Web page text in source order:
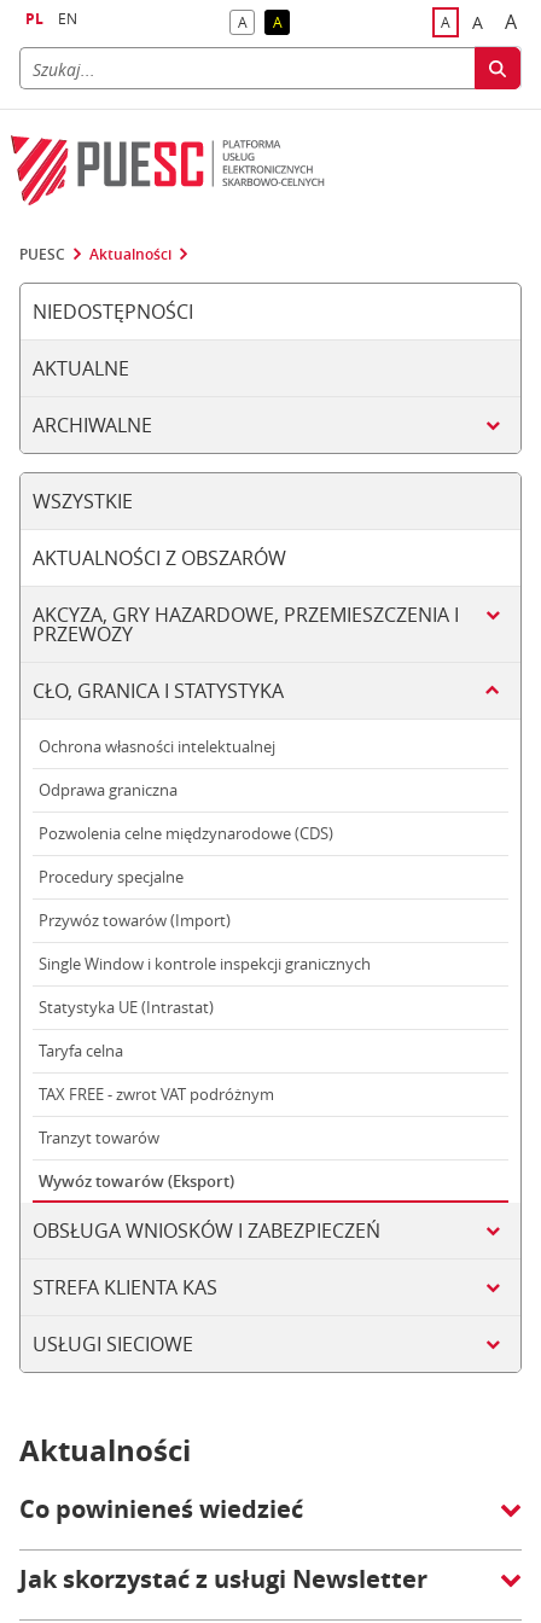
PL EN Akontrast domyślny
Akontrast żółty tekst na czarnym tle
Adomyślna
A A
PUESC Aktualności
NIEDOSTĘPNOŚCI
AKTUALNE
ARCHIWALNE
WSZYSTKIE
AKTUALNOŚCI Z OBSZARÓW
AKCYZA, GRY HAZARDOWE, PRZEMIESZCZENIA I
PRZEWOZY
CŁO, GRANICA I STATYSTYKA
Ochrona własności intelektualnej
Odprawa graniczna
Pozwolenia celne międzynarodowe (CDS)
Procedury specjalne
Przywóz towarów (Import)
Single Window i kontrole inspekcji granicznych
Statystyka UE (Intrastat)
Taryfa celna
TAX FREE - zwrot VAT podróżnym
Tranzyt towarów
Wywóz towarów (Eksport)
OBSŁUGA WNIOSKÓW I ZABEZPIECZEŃ
STREFA KLIENTA KAS
USŁUGI SIECIOWE
Aktualności
Co powinieneś wiedzieć
Jak skorzystać z usługi Newsletter